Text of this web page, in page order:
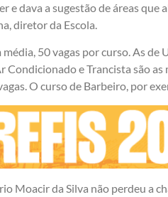
e dava a sugestão de áreas
diretor da Escola.
média, 50 vagas por curso. As
Condicionado e Trancista são
O curso de Barbeiro, por
Moacir da Silva não perdeu a